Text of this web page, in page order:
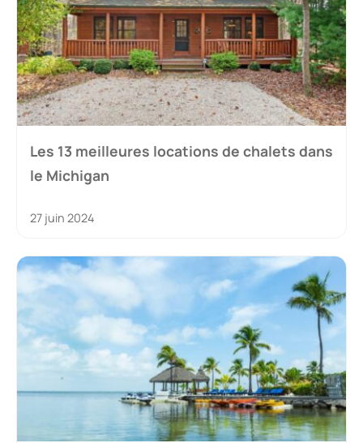
Les 13 meilleures locations de chalets dans
le Michigan
27 juin 2024